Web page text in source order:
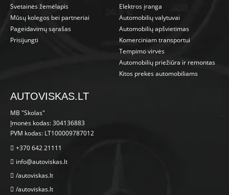
Svetainės žemėlapis
Mūsų kolegos bei partneriai
Pageidavimų sąrašas
Prisijungti
Elektros įranga
Automobilių valytuvai
Automobilių apšvietimas
Komerciniam transportui
Tempimo virvės
Automobilių priežiūra ir remontas
Kitos prekės automobiliams
AUTOVISKAS.LT
MB "Skolas"
Įmonės kodas: 304136883
PVM kodas: LT100009787012
+370 642 21111
info@autoviskas.lt
/autoviskas.lt
/autoviskas.lt